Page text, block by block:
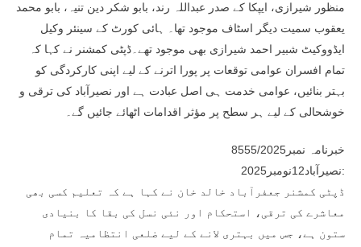
منظور شیرازی، ایپکا کے صدر عبداللہ رند، بابو شکر دین تنیہ، بابو محمد
یعقوب سمیت دیگر اسٹاف موجود تھا۔ ہائی کورٹ کے سینئر وکیل
ایڈووکیٹ شبیر احمد شیرازی بھی موجود تھے۔ڈپٹی کمشنر نے کہا کہ
تمام افسران عوامی توقعات پر پورا اترنے کے لیے اپنی کارکردگی کو
بہتر بنائیں، عوامی خدمت ہی اصل عبادت ہے اور نصیرآباد کی ترقی و
خوشحالی کے لیے ہر سطح پر مؤثر اقدامات اٹھائے جائیں گے۔
خبرنامہ نمبر8555/2025
نصیرآباد12نومبر2025:
ڈپٹی کمشنر جعفرآباد خالد خان نے کہا ہے کہ تعلیم کسی بھی
معاشرے کی ترقی، استحکام اور نئی نسل کی بقا کا بنیادی
ستون ہے، جس میں بہتری لانے کے لیے ضلعی انتظامیہ تمام